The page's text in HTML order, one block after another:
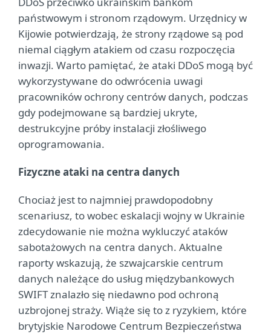
państwowym i stronom rządowym. Urzędnicy w
Kijowie potwierdzają, że strony rządowe są pod
niemal ciągłym atakiem od czasu rozpoczęcia
inwazji. Warto pamiętać, że ataki DDoS mogą być
wykorzystywane do odwrócenia uwagi
pracowników ochrony centrów danych, podczas
gdy podejmowane są bardziej ukryte,
destrukcyjne próby instalacji złośliwego
oprogramowania.
Fizyczne ataki na centra danych
Chociaż jest to najmniej prawdopodobny
scenariusz, to wobec eskalacji wojny w Ukrainie
zdecydowanie nie można wykluczyć ataków
sabotażowych na centra danych. Aktualne
raporty wskazują, że szwajcarskie centrum
danych należące do usług międzybankowych
SWIFT znalazło się niedawno pod ochroną
uzbrojonej straży. Wiąże się to z ryzykiem, które
brytyjskie Narodowe Centrum Bezpieczeństwa